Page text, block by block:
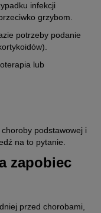
infekcji
grzybom.
potrzeby podanie
lub
podstawowej i
na to pytanie.
zapobiec
przed chorobami,